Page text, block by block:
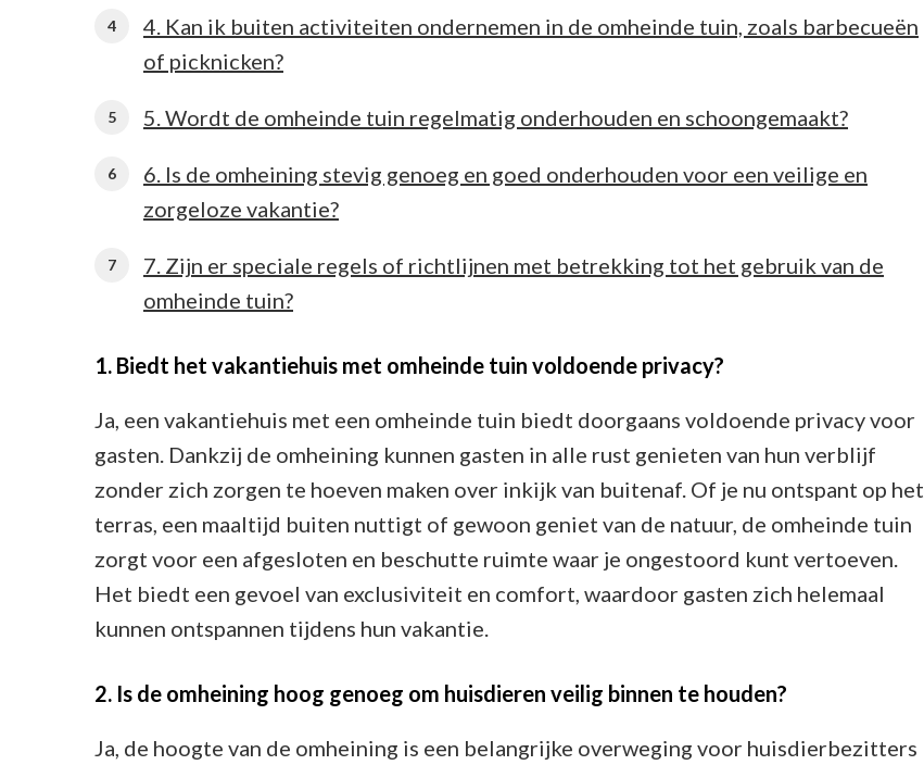
4. Kan ik buiten activiteiten ondernemen in de omheinde tuin, zoals barbecueën
of picknicken?
5. Wordt de omheinde tuin regelmatig onderhouden en schoongemaakt?
6. Is de omheining stevig genoeg en goed onderhouden voor een veilige en
zorgeloze vakantie?
7. Zijn er speciale regels of richtlijnen met betrekking tot het gebruik van de
omheinde tuin?
1. Biedt het vakantiehuis met omheinde tuin voldoende privacy?
Ja, een vakantiehuis met een omheinde tuin biedt doorgaans voldoende privacy voor
gasten. Dankzij de omheining kunnen gasten in alle rust genieten van hun verblijf
zonder zich zorgen te hoeven maken over inkijk van buitenaf. Of je nu ontspant op het
terras, een maaltijd buiten nuttigt of gewoon geniet van de natuur, de omheinde tuin
zorgt voor een afgesloten en beschutte ruimte waar je ongestoord kunt vertoeven.
Het biedt een gevoel van exclusiviteit en comfort, waardoor gasten zich helemaal
kunnen ontspannen tijdens hun vakantie.
2. Is de omheining hoog genoeg om huisdieren veilig binnen te houden?
Ja, de hoogte van de omheining is een belangrijke overweging voor huisdierbezitters